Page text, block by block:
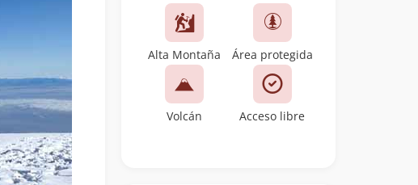
Alta Montaña Área protegida
Volcán Acceso libre